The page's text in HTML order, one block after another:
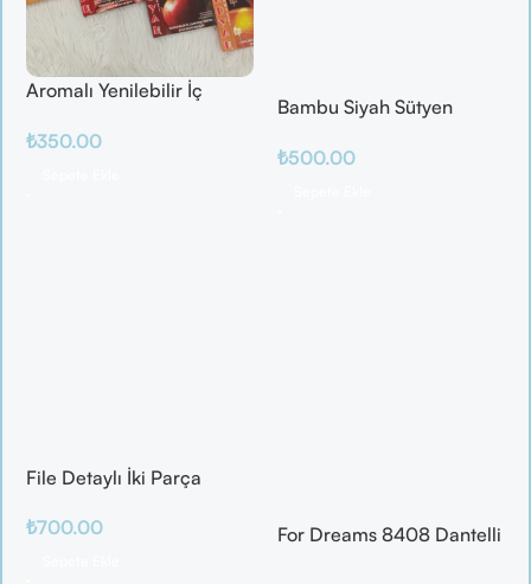
Aromalı Yenilebilir İç
/ Elma / Portakal
₺350.00
Bambu Siyah Sütyen
₺500.00
File Detaylı İki Parça
₺700.00
For Dreams 8408 Dantelli